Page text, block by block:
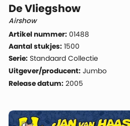
De Vliegshow
Airshow
Artikel nummer: 01488
Aantal stukjes: 1500
Serie: Standaard Collectie
Uitgever/producent: Jumbo
Release datum: 2005